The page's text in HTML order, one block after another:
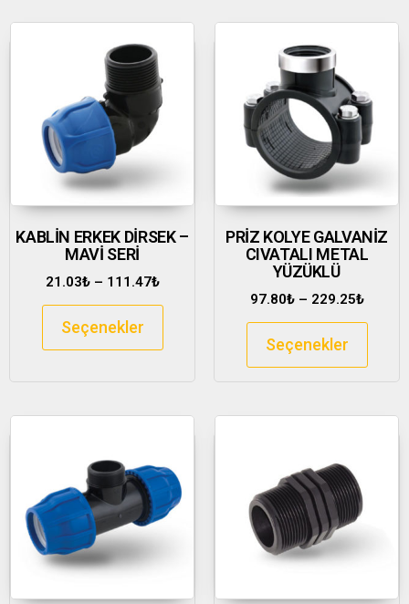
KABLİN ERKEK DİRSEK –
MAVİ SERİ
21.03₺ – 111.47₺
Seçenekler
PRİZ KOLYE GALVANİZ
CIVATALI METAL
YÜZÜKLÜ
97.80₺ – 229.25₺
Seçenekler